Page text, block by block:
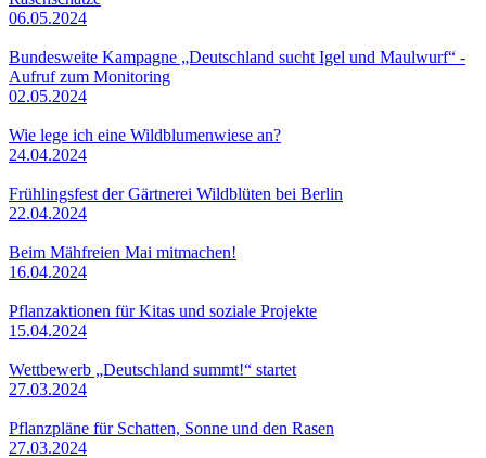
06.05.2024
Bundesweite Kampagne „Deutschland sucht Igel und Maulwurf“ -
Aufruf zum Monitoring
02.05.2024
Wie lege ich eine Wildblumenwiese an?
24.04.2024
Frühlingsfest der Gärtnerei Wildblüten bei Berlin
22.04.2024
Beim Mähfreien Mai mitmachen!
16.04.2024
Pflanzaktionen für Kitas und soziale Projekte
15.04.2024
Wettbewerb „Deutschland summt!“ startet
27.03.2024
Pflanzpläne für Schatten, Sonne und den Rasen
27.03.2024